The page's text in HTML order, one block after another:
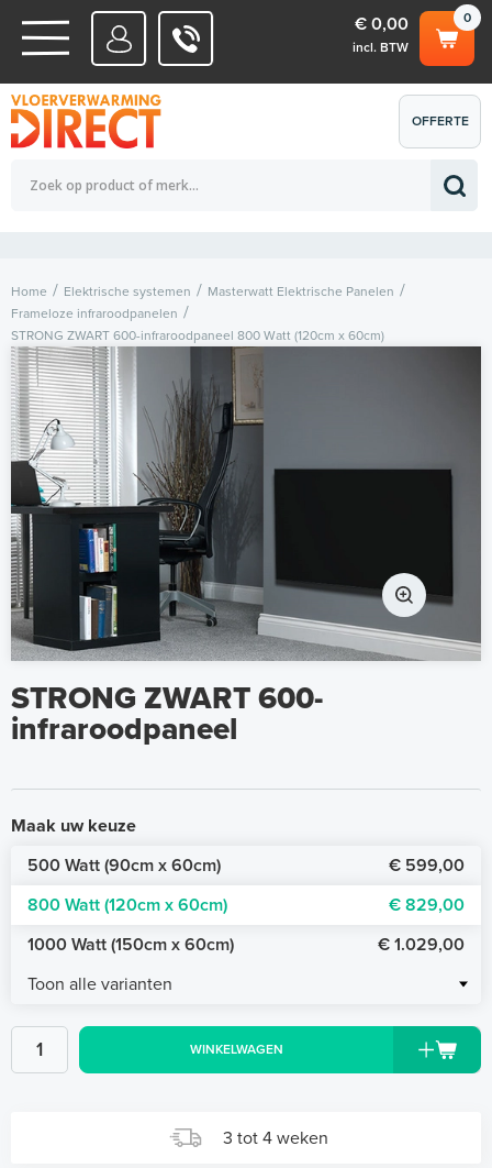
WATERSYSTEMEN
ELEKTRISCHE SYSTEMEN
0
€ 0,00
incl. BTW
Totaalbedrag (incl. BTW) € 0,00
OFFERTE
AANVRAGEN
Home Elektrische systemen
Masterwatt Elektrische Panelen
Frameloze infraroodpanelen
STRONG ZWART 600-infraroodpaneel 800 Watt (120cm x 60cm)
STRONG ZWART 600-
infraroodpaneel
Maak uw keuze
500 Watt (90cm x 60cm)
€ 599,00
800 Watt (120cm x 60cm)
€ 829,00
1000 Watt (150cm x 60cm)
€ 1.029,00
Toon alle varianten
WINKELWAGEN
3 tot 4 weken